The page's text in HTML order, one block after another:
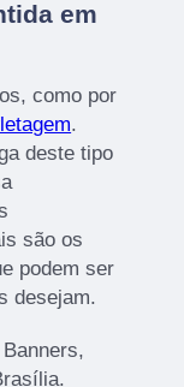
em
como por
.
deste tipo
são os
podem ser
desejam.